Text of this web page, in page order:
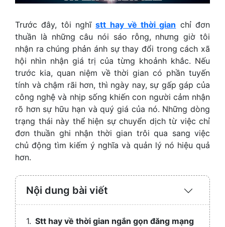
Trước đây, tôi nghĩstt hay về thời gian chỉ đơn
thuần là những câu nói sáo rỗng, nhưng giờ tôi
nhận ra chúng phản ánh sự thay đổi trong cách xã
hội nhìn nhận giá trị của từng khoảnh khắc. Nếu
trước kia, quan niệm về thời gian có phần tuyến
tính và chậm rãi hơn, thì ngày nay, sự gấp gáp của
công nghệ và nhịp sống khiến con người cảm nhận
rõ hơn sự hữu hạn và quý giá của nó. Những dòng
trạng thái này thể hiện sự chuyển dịch từ việc chỉ
đơn thuần ghi nhận thời gian trôi qua sang việc
chủ động tìm kiếm ý nghĩa và quản lý nó hiệu quả
hơn.
Nội dung bài viết
Expand
Stt hay về thời gian ngắn gọn đăng mạng